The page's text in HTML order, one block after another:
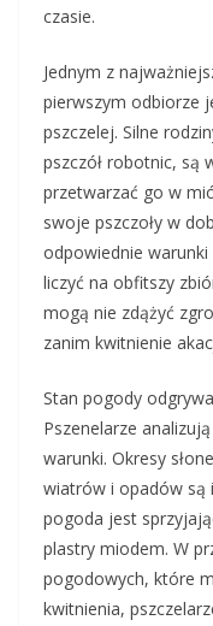
czasie.
Jednym z
pierwszym odbiorze
pszczelej. Silne
pszczół robotnic, są
przetwarzać go w
swoje pszczoły w
odpowiednie
liczyć na obfitszy
mogą nie zdążyć
zanim kwitnienie
Stan pogody
Pszenelarze
warunki. Okresy
wiatrów i opadów są
pogoda jest
plastry miodem. W
pogodowych, które
kwitnienia,